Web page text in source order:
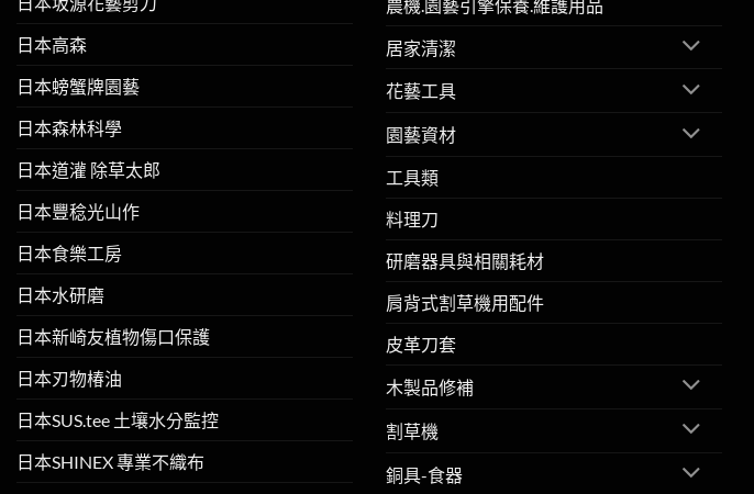
日本高森
日本螃蟹牌園藝
日本森林科學
日本道灌 除草太郎
日本豐稔光山作
日本食樂工房
日本水研磨
日本新崎友植物傷口保護
日本刃物椿油
日本SUS.tee 土壤水分監控
日本SHINEX 專業不織布
農機.園藝引擎保養.維護用品
居家清潔
花藝工具
園藝資材
工具類
料理刀
研磨器具與相關耗材
肩背式割草機用配件
皮革刀套
木製品修補
割草機
銅具-食器